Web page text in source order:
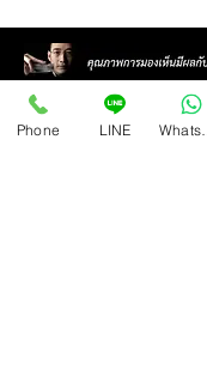
Phone LINE